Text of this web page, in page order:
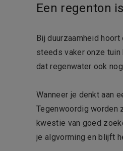
Een regenton
Bij duurzaamheid
steeds vaker onze tuin
dat regenwater ook
Wanneer je denkt aan
Tegenwoordig worden
kwestie van goed
je algvorming en blijft